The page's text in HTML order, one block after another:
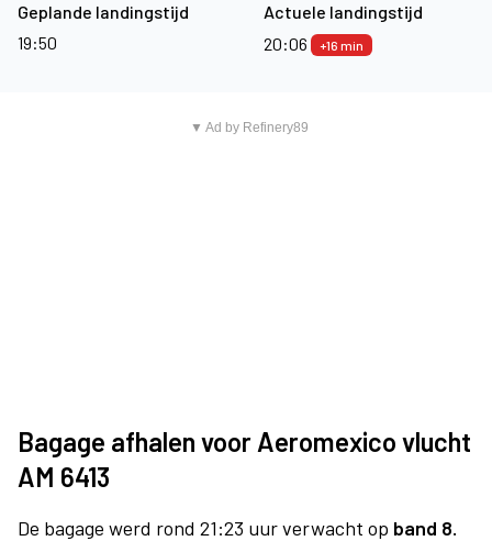
Geplande landingstijd
19:50
Actuele landingstijd
20:06
+16 min
▼ Ad by Refinery89
Bagage afhalen voor Aeromexico vlucht
AM 6413
De bagage werd rond 21:23 uur verwacht op band 8.